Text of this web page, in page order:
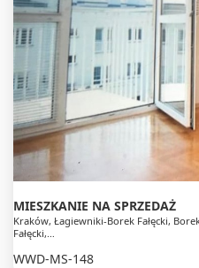
MIESZKANIE NA SPRZEDAŻ
Kraków, Łagiewniki-Borek Fałęcki,
Fałęcki,…
WWD-MS-148